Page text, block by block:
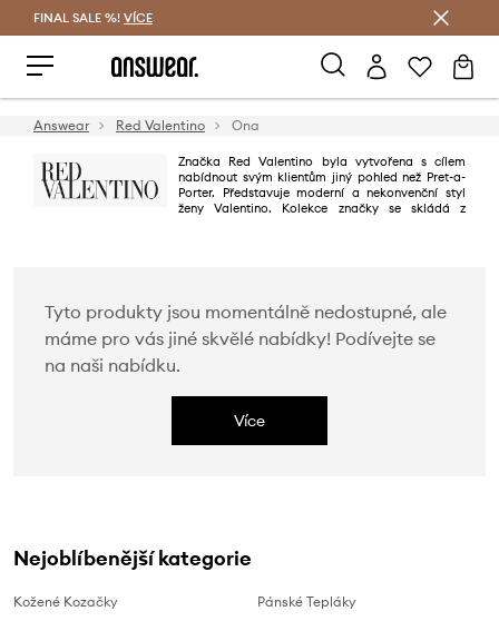
FINAL SALE %! VÍCE
Answear Red Valentino Ona
Značka Red Valentino byla vytvořena s cílem
nabídnout svým klientům jiný pohled než Pret-a-
Porter. Představuje moderní a nekonvenční styl
ženy Valentino. Kolekce značky se skládá z
Tyto produkty jsou momentálně nedostupné, ale
máme pro vás jiné skvělé nabídky! Podívejte se
na naši nabídku.
Více
Nejoblíbenější kategorie
Kožené Kozačky
Pánské Tepláky